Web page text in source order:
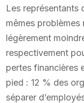
Les représentants
mêmes
légèrement
respectivement
pertes financières
pied : 12 % des
séparer